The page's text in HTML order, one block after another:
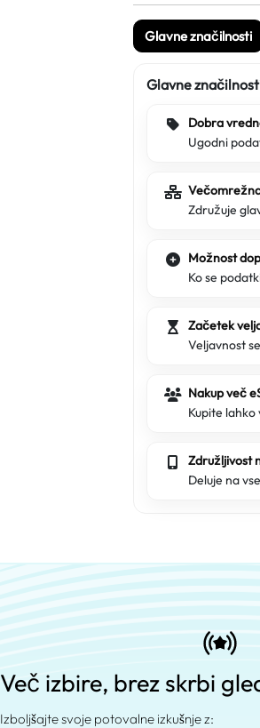
Glavne značilnosti
Glavne
Dobra
Ugodni
Združuje
Možnost
Ko se
Začetek
Veljavnost
Nakup več
Kupite
Združljivost
Deluje na
Več izbire, brez skrbi
Izboljšajte svoje potovalne izkušnje z: